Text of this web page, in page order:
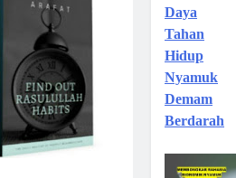
Daya
Tahan
Hidup
Nyamuk
Demam
Berdarah